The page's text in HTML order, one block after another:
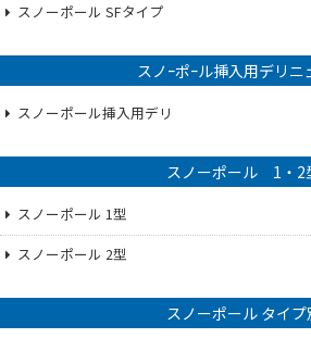
スノーポール SFタイプ
スノｰポｰル挿入用デリニ
スノーポール挿入用デリ
スノーポール 1・2
スノーポール 1型
スノーポール 2型
スノーポール タイプ